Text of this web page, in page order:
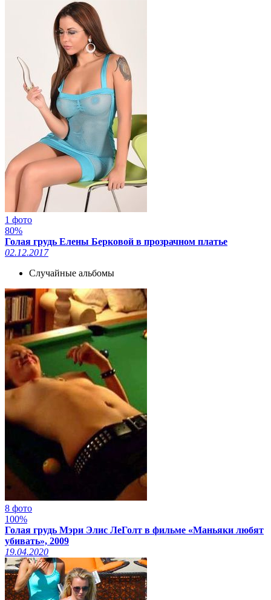
1 фото
80%
Голая грудь Елены Берковой в прозрачном платье
02.12.2017
Случайные альбомы
8 фото
100%
Голая грудь Мэри Элис ЛеГолт в фильме «Маньяки любят
убивать», 2009
19.04.2020